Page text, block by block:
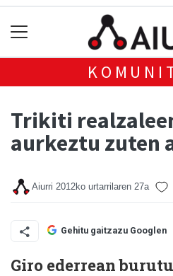
Trikiti
aurkeztu zuten
Aiurri 2012ko urtarrilaren 27a
Gehitu gaitzazu Googlen
Giro ederrean